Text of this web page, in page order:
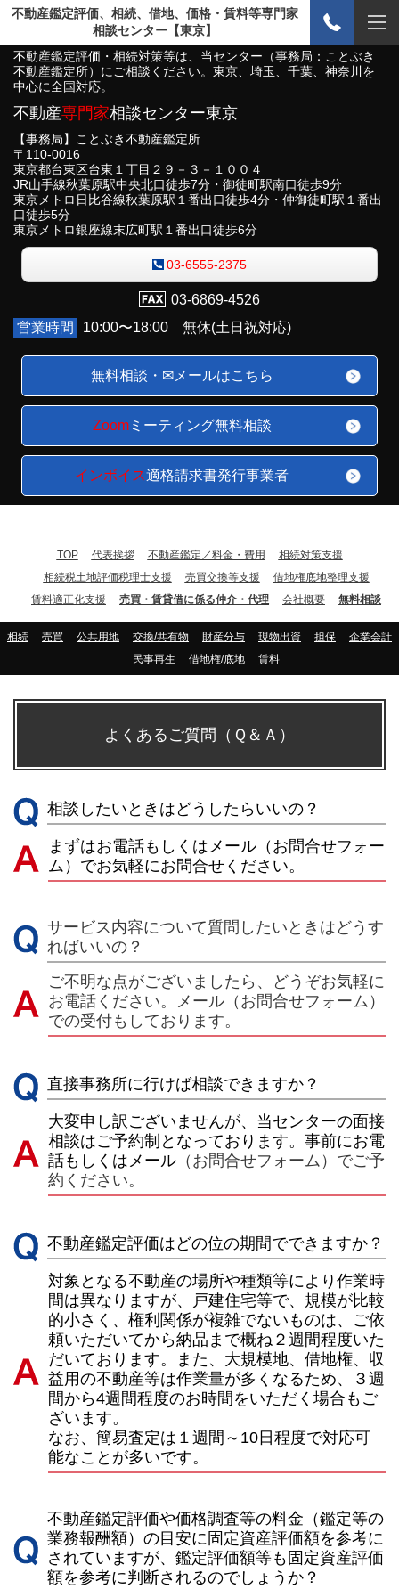
不動産鑑定評価、相続、借地、価格・賃料等専門家
相談センター【東京】
不動産鑑定評価・相続対策等は、当センター（事務局：ことぶき
不動産鑑定所）にご相談ください。東京、埼玉、千葉、神奈川を
中心に全国対応。
不動産専門家相談センター東京
【事務局】ことぶき不動産鑑定所
〒110-0016
東京都台東区台東１丁目２９－３－１００４
JR山手線秋葉原駅中央北口徒歩7分・御徒町駅南口徒歩9分
東京メトロ日比谷線秋葉原駅１番出口徒歩4分・仲御徒町駅１番出
口徒歩5分
東京メトロ銀座線末広町駅１番出口徒歩6分
03-6555-2375
03-6869-4526
営業時間
10:00〜18:00 無休(土日祝対応)
無料相談・✉メールはこちら
Zoomミーティング無料相談
インボイス適格請求書発行事業者
TOP 代表挨拶 不動産鑑定／料金・費用
相続対策支援
相続税土地評価税理士支援
売買交換等支援
借地権底地整理支援
賃料適正化支援
売買・賃貸借に係る仲介・代理 会社概要 無料相談
相続 売買 公共用地 交換/共有物 財産分与 現物出資 担保
企業会計
民事再生
借地権/底地 賃料
よくあるご質問（Ｑ＆Ａ）
相談したいときはどうしたらいいの？
まずはお電話もしくはメール（お問合せフォー
ム）でお気軽にお問合せください。
サービス内容について質問したいときはどうす
ればいいの？
ご不明な点がございましたら、どうぞお気軽に
お電話ください。メール（お問合せフォーム）
での受付もしております。
直接事務所に行けば相談できますか？
大変申し訳ございませんが、当センターの面接
相談はご予約制となっております。事前にお電
話もしくはメール （お問合せフォーム）でご予
約ください。
不動産鑑定評価はどの位の期間でできますか？
対象となる不動産の場所や種類等により作業時
間は異なりますが、戸建住宅等で、規模が比較
的小さく、権利関係が複雑でないものは、ご依
頼いただいてから納品まで概ね２週間程度いた
だいております。また、大規模地、借地権、収
益用の不動産等は作業量が多くなるため、３週
間から4週間程度のお時間をいただく場合もご
ざいます。
なお、簡易査定は１週間～10日程度で対応可
能なことが多いです。
不動産鑑定評価や価格調査等の料金（鑑定等の
業務報酬額）の目安に固定資産評価額を参考に
されていますが、鑑定評価額等も固定資産評価
額を参考に判断されるのでしょうか？